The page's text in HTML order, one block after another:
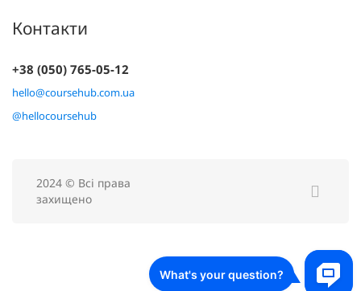
Контакти
+38 (050) 765-05-12
hello@coursehub.com.ua
@hellocoursehub
2024 © Всі права
захищено